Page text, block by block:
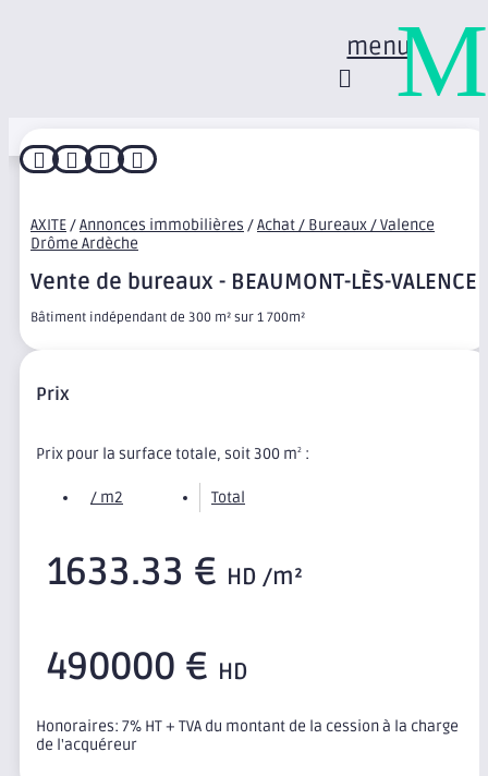
menu
   
AXITE/Annonces immobilières /Achat / Bureaux / Valence
Drôme Ardèche
Vente de bureaux - BEAUMONT-LÈS-VALENCE
Bâtiment indépendant de 300 m² sur 1 700m²
Prix
Prix pour la surface totale, soit 300 m2 :
/ m2 Total
1633.33 € HD /m²
490000 € HD
Honoraires: 7% HT + TVA du montant de la cession à la charge
de l'acquéreur
M